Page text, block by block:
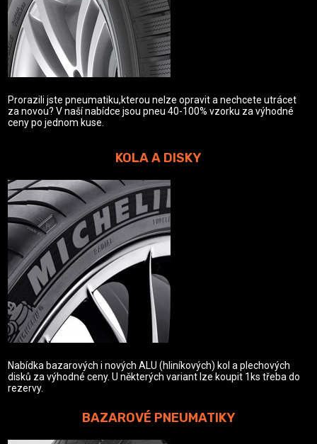
Prorazili jste pneumatiku,kterou nelze opravit a nechcete utrácet
za novou? V naší nabídce jsou pneu 40-100% vzorku za výhodné
ceny po jednom kuse.
KOLA A DISKY
Nabídka bazarových i nových ALU (hliníkových) kol a plechových
disků za výhodné ceny. U některých variant lze koupit 1ks třeba do
rezervy.
BAZAROVÉ PNEUMATIKY